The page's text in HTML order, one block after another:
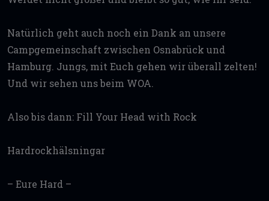
Natürlich geht auch noch ein Dank an unsere
Campgemeinschaft zwischen Osnabrück und
Hamburg. Jungs, mit Euch gehen wir überall zelten!
Und wir sehen uns beim WOA.
Also bis dann: Fill Your Head with Rock
Hardrockhälsningar
– Eure Hard –